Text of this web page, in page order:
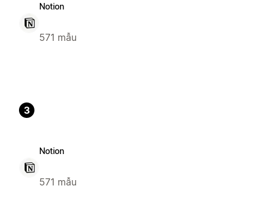
Notion
571 mẫu
3
Notion
571 mẫu